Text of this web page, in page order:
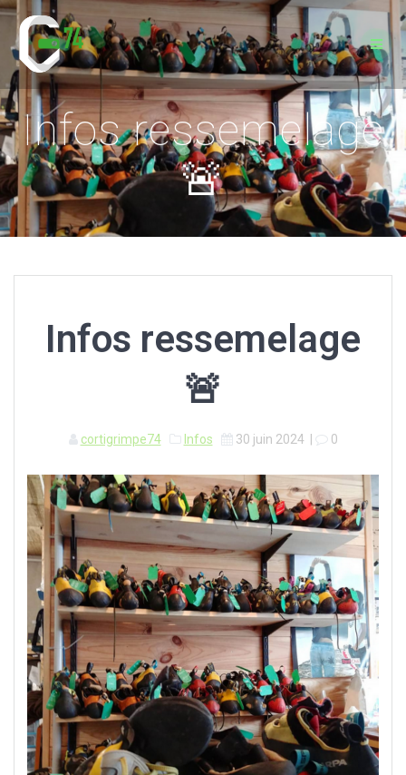
Passer
au
contenu
Infos ressemelage
🚨
Infos ressemelage
🚨
cortigrimpe74 Infos 30 juin 2024 0